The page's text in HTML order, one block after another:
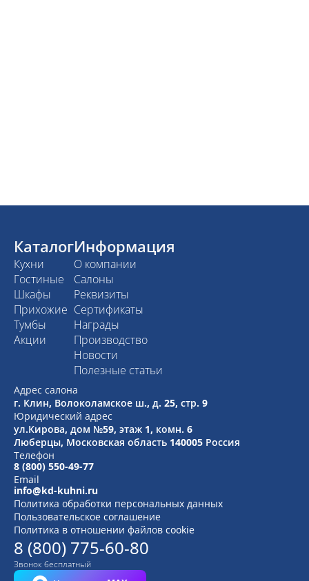
Каталог
Кухни
Гостиные
Шкафы
Прихожие
Тумбы
Акции
Информация
О компании
Салоны
Реквизиты
Сертификаты
Награды
Производство
Новости
Полезные статьи
Адрес салона
г. Клин, Волоколамское ш., д. 25, стр. 9
Юридический адрес
ул.Кирова, дом №59, этаж 1, комн. 6
Люберцы, Московская область 140005 Россия
Телефон
8 (800) 550-49-77
Email
info@kd-kuhni.ru
Политика обработки персональных данных
Пользовательское соглашение
Политика в отношении файлов cookie
8 (800) 775-60-80
Звонок бесплатный